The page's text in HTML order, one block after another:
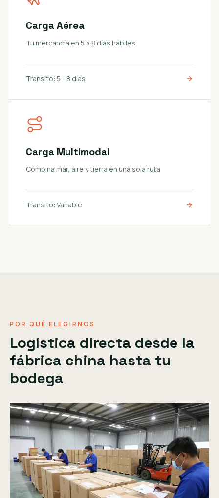
Carga Aérea
Tu mercancía en 5 a 8 días hábiles
Tránsito: 5 - 8 días
Carga Multimodal
Combina mar, aire y tierra en una sola ruta
Tránsito: Variable
POR QUÉ ELEGIRNOS
Logística directa desde la
fábrica china hasta tu
bodega